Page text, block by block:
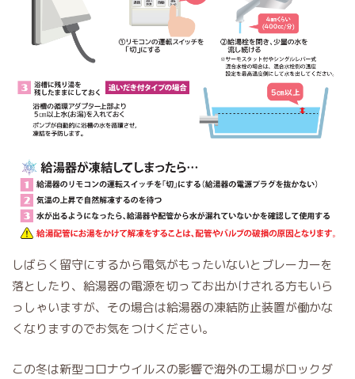
しばらく留守にするから電気がもったいないとブレーカーを
落としたり、給湯器の電源を切ってお出かけされる方もいら
っしゃいますが、その場合は給湯器の凍結防止装置が働かな
くなりますのでお気をつけください。
この冬は新型コロナウイルスの影響で海外の工場がロックダ